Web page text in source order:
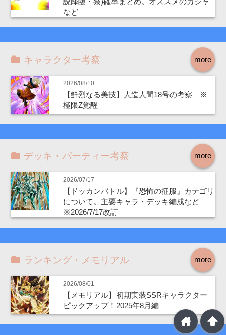
など
more
キャラクター考察
2026/08/10
【鮮烈なる美技】人造人間18号の考察 ※
極限Z覚醒
more
デッキ・パーティー考察
2026/07/17
【ドッカンバトル】『恐怖の征服』カテゴリ
について。主要キャラ・デッキ編成など
※2026/7/17改訂
more
ランキング・メモリアル
2026/08/01
【メモリアル】初期実装SSRキャラクター
ピックアップ！2025年8月編
arrowup
home